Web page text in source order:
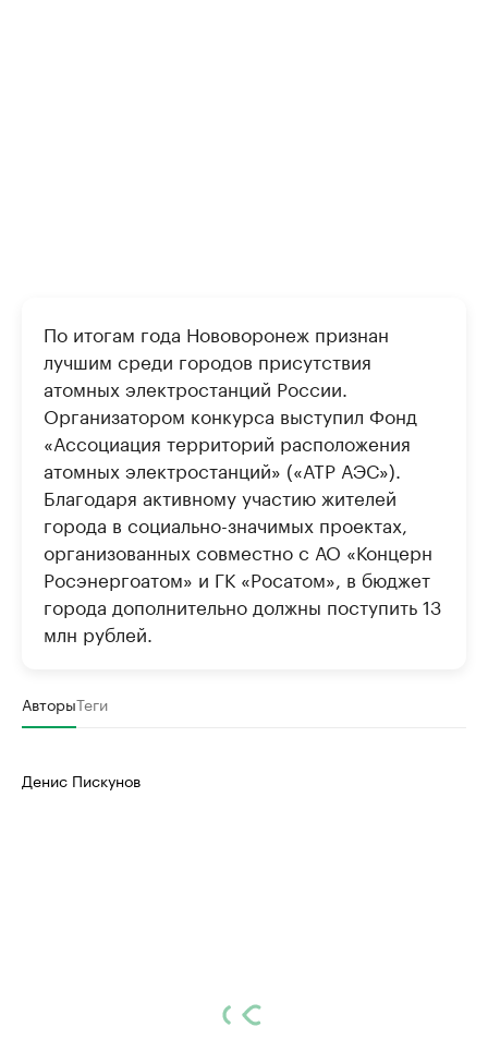
По итогам года Нововоронеж признан
лучшим среди городов присутствия
атомных электростанций России.
Организатором конкурса выступил Фонд
«Ассоциация территорий расположения
атомных электростанций» («АТР АЭС»).
Благодаря активному участию жителей
города в социально-значимых проектах,
организованных совместно с АО «Концерн
Росэнергоатом» и ГК «Росатом», в бюджет
города дополнительно должны поступить 13
млн рублей.
АвторыТеги
Денис Пискунов